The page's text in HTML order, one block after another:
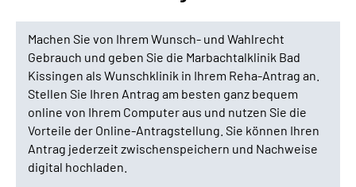
Machen Sie von Ihrem Wunsch- und Wahlrecht
Gebrauch und geben Sie die Marbachtalklinik Bad
Kissingen als Wunschklinik in Ihrem Reha-Antrag an.
Stellen Sie Ihren Antrag am besten ganz bequem
online von Ihrem Computer aus und nutzen Sie die
Vorteile der Online-Antragstellung. Sie können Ihren
Antrag jederzeit zwischenspeichern und Nachweise
digital hochladen.